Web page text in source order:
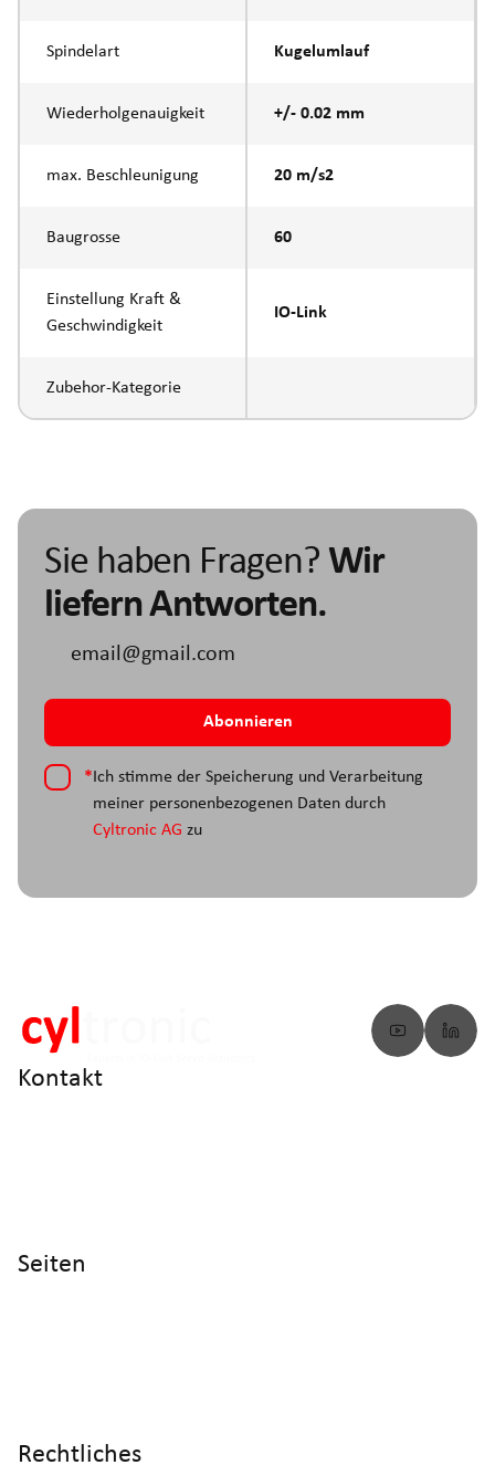
Spindelart Kugelumlauf
Wiederholgenauigkeit +/- 0.02 mm
max. Beschleunigung 20 m/s2
Baugrosse 60
Einstellung Kraft &
Geschwindigkeit
IO-Link
Zubehor-Kategorie
Sie haben Fragen? Wir
liefern Antworten.
* Ich stimme der Speicherung und Verarbeitung
meiner personenbezogenen Daten durch
Cyltronic AG zu
Kontakt
Seiten
Rechtliches